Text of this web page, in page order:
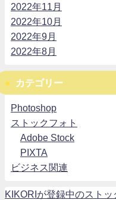
2022年11月
2022年10月
2022年9月
2022年8月
カテゴリー
Photoshop
ストックフォト
Adobe Stock
PIXTA
ビジネス関連
KIKORIが登録中のスト